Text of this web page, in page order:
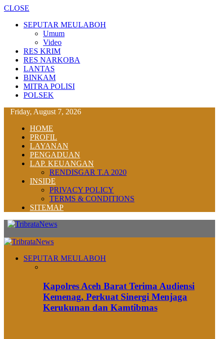
CLOSE
SEPUTAR MEULABOH
Umum
Video
RES KRIM
RES NARKOBA
LANTAS
BINKAM
MITRA POLISI
POLSEK
Friday, August 7, 2026
HOME
PROFIL
LAYANAN
PENGADUAN
LAP. KEUANGAN
RENDISGAR T.A 2020
INSIDE
PRIVACY POLICY
TERMS & CONDITIONS
SITEMAP
SEPUTAR MEULABOH
Kapolres Aceh Barat Terima Audiensi
Kemenag, Perkuat Sinergi Menjaga
Kerukunan dan Kamtibmas